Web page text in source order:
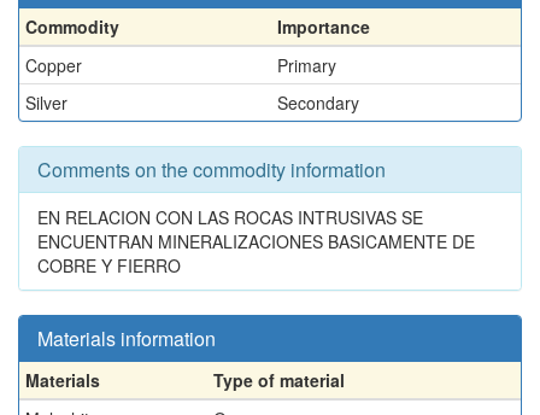
Commodity
Importance
Copper
Primary
Silver
Secondary
Comments on the commodity information
EN RELACION CON LAS ROCAS INTRUSIVAS SE
ENCUENTRAN MINERALIZACIONES BASICAMENTE DE
COBRE Y FIERRO
Materials information
Materials
Type of material